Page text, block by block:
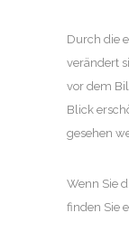
Durch die
verändert
vor dem
Blick
gesehen
Wenn Sie
finden Sie